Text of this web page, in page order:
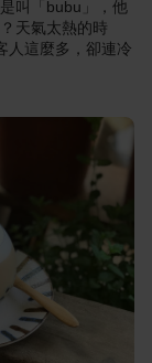
叫「bubu」，他
天氣太熱的時
人這麼多，卻連冷